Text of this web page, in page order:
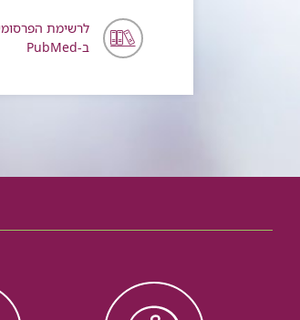
לרשימת
ב-PubMed